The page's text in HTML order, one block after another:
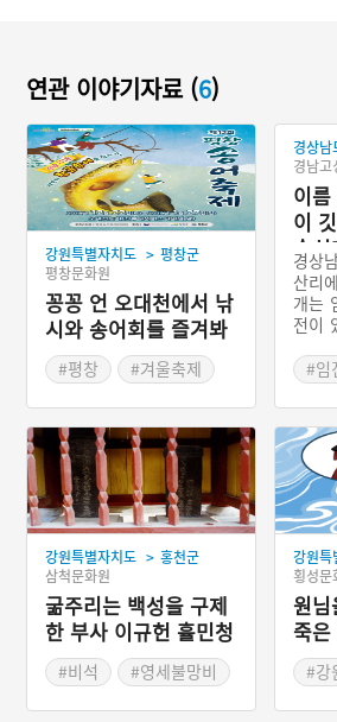
연관 이야기자료 (6)
강원특별자치도 > 평창군
평창문화원
꽁꽁 언 오대천에서 낚
시와 송어회를 즐겨봐
요 '평창송어축제'
#평창
#겨울축제
경상남
경남고
이
이
속싯
경상
산리
개는
전이
계책
하며
‘왜
여 이
다고
에 숨
녀는
이름
임진
본은
밀사
곱세
게 마
밀사
시 기
취해
이 될
#임
강원특별자치도 > 홍천군
삼척문화원
굶주리는 백성을 구제
한 부사 이규헌 휼민청
덕 영세불망비
#비석
#영세불망비
강원특
횡성문
원
죽은
#강